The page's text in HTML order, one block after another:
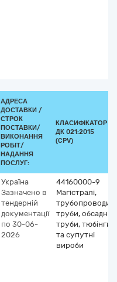
АДРЕСА
ДОСТАВКИ /
СТРОК
ПОСТАВКИ/
ВИКОНАННЯ
РОБІТ/
НАДАННЯ
ПОСЛУГ:
КЛАСИФІКАТОР
ДК 021:2015
(CPV)
Україна
Зазначено в
тендерній
документації
по 30-06-
2026
44160000-9
Магістралі,
трубопроводи,
труби, обсадні
труби, тюбінги
та супутні
вироби